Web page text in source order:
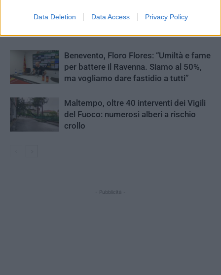
Data Deletion Data Access Privacy Policy
trattativa sbloccata, Floro Flores avrà
Benevento, Floro Flores: “Umiltà e fame
per battere il Ravenna. Siamo al 50%,
ma vogliamo dare fastidio a tutti”
Maltempo, oltre 40 interventi dei Vigili
del Fuoco: numerosi alberi a rischio
crollo
- Pubblicità -